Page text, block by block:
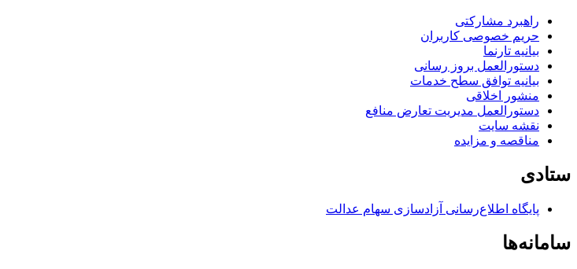
راهبرد مشارکتی
حریم خصوصی کاربران
بیانیه تارنما
دستورالعمل بروز رسانی
بیانیه توافق سطح خدمات
منشور اخلاقی
دستورالعمل مدیریت تعارض منافع
نقشه سایت
مناقصه و مزایده
ستادی
پایگاه اطلاع‌رسانی آزادسازی سهام عدالت
سامانه‌ها